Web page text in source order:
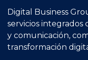
Digital Business
servicios
y comunicación,
transformación